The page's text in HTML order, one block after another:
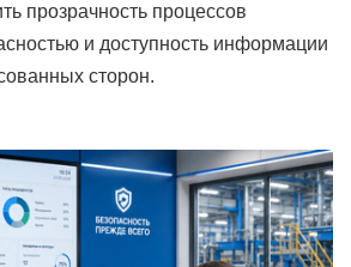
прозрачность процессов
и доступность информации
сторон.